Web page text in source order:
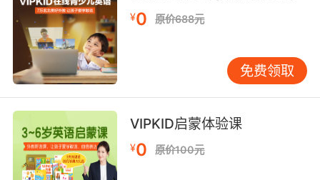
和语态：连系动词的时态和语态变化与普通动词
相同。例如：She was happy.（她当时很开
心。）The book has been interesting.（这本书
一直很有趣。） 趣味学习方法 为了让连系动词的
学习更加有趣，我们可以采用以下几种方法： 角
色扮演：通过角色扮演游戏，让学生在实际情境
中使用连系动词。例如，扮演医生和病人，描述
身体状况：I feel sick.（我感觉不舒服。） 歌曲
和诗歌：将连系动词融入歌曲和诗歌中，通过音
¥0 原价688元
免费领取
VIPKID启蒙体验课
¥0 原价100元